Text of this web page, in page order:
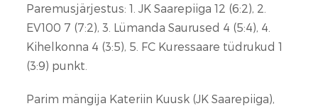
Paremusjärjestus: 1. JK Saarepiiga 12 (6:2), 2.
EV100 7 (7:2), 3. Lümanda Saurused 4 (5:4), 4.
Kihelkonna 4 (3:5), 5. FC Kuressaare tüdrukud 1
(3:9) punkt.
Parim mängija Kateriin Kuusk (JK Saarepiiga),